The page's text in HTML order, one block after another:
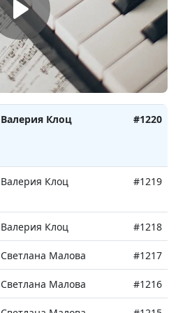
Наталья и Илья
Куреловы
#1222
Валерия Клоц #1221
Валерия Клоц #1220
Валерия Клоц #1219
Валерия Клоц #1218
Светлана Малова #1217
Светлана Малова #1216